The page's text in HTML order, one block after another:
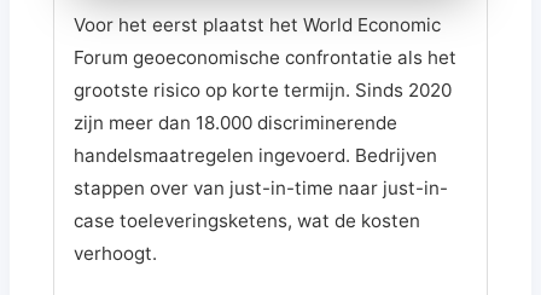
Voor het eerst plaatst het World Economic
Forum geoeconomische confrontatie als het
grootste risico op korte termijn. Sinds 2020
zijn meer dan 18.000 discriminerende
handelsmaatregelen ingevoerd. Bedrijven
stappen over van just-in-time naar just-in-
case toeleveringsketens, wat de kosten
verhoogt.